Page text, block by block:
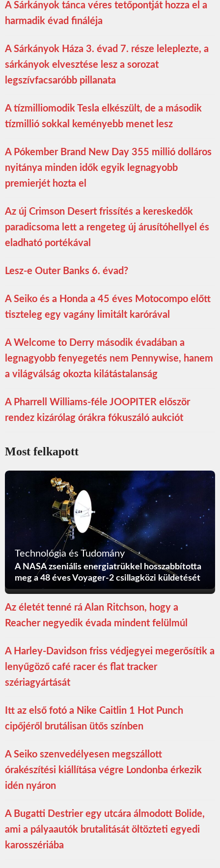
A Sárkányok tánca véres tetőpontját hozza el a
harmadik évad fináléja
A Sárkányok Háza 3. évad 7. része leleplezte, a
sárkányok elvesztése lesz a sorozat
legszívfacsaróbb pillanata
A tízmilliomodik Tesla elkészült, de a második
tízmillió sokkal keményebb menet lesz
A Pókember Brand New Day 355 millió dolláros
nyitánya minden idők egyik legnagyobb
premierjét hozta el
Az új Crimson Desert frissítés a kereskedők
paradicsoma lett a rengeteg új árusítóhellyel és
eladható portékával
Lesz-e Outer Banks 6. évad?
A Seiko és a Honda a 45 éves Motocompo előtt
tiszteleg egy vagány limitált karórával
A Welcome to Derry második évadában a
legnagyobb fenyegetés nem Pennywise, hanem
a világválság okozta kilátástalanság
A Pharrell Williams-féle JOOPITER először
rendez kizárólag órákra fókuszáló aukciót
Most felkapott
Technológia és Tudomány
A NASA zseniális energiatrükkel hosszabbította
meg a 48 éves Voyager-2 csillagközi küldetését
Az életét tenné rá Alan Ritchson, hogy a
Reacher negyedik évada mindent felülmúl
A Harley-Davidson friss védjegyei megerősítik a
lenyűgöző café racer és flat tracker
szériagyártását
Itt az első fotó a Nike Caitlin 1 Hot Punch
cipőjéről brutálisan ütős színben
A Seiko szenvedélyesen megszállott
órakészítési kiállítása végre Londonba érkezik
idén nyáron
A Bugatti Destrier egy utcára álmodott Bolide,
ami a pályaautók brutalitását öltözteti egyedi
karosszériába